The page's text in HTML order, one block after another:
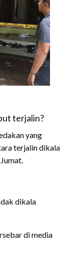
terjalin?
yang
terjalin dikala
dikala
di media